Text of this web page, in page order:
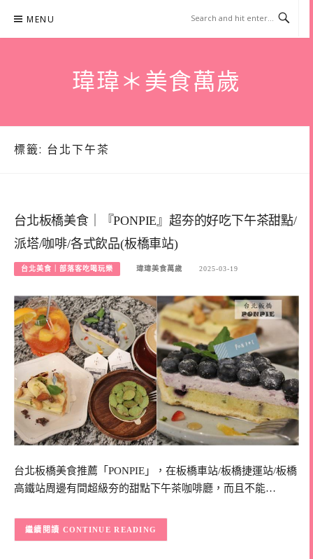
content
MENU
瑋瑋＊美食萬歲
標籤: 台北下午茶
台北板橋美食｜『PONPIE』超夯的好吃下午茶甜點/
派塔/咖啡/各式飲品(板橋車站)
台北美食｜部落客吃喝玩樂 瑋瑋美食萬歲 2025-03-19
台北板橋美食推薦「PONPIE」，在板橋車站/板橋捷運站/板橋
高鐵站周邊有間超級夯的甜點下午茶咖啡廳，而且不能…
CONTINUE READING